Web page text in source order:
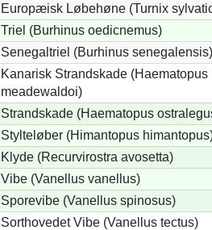
Europæisk Løbehøne (Turnix
Triel (Burhinus oedicnemus)
Senegaltriel (Burhinus senegalensis)
Kanarisk Strandskade (Haematopus
meadewaldoi)
Strandskade (Haematopus
Stylteløber (Himantopus
Klyde (Recurvirostra avosetta)
Vibe (Vanellus vanellus)
Sporevibe (Vanellus spinosus)
Sorthovedet Vibe (Vanellus tectus)